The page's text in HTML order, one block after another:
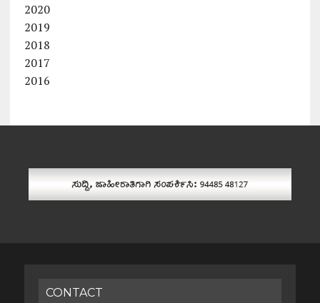
2020
2019
2018
2017
2016
CONTACT